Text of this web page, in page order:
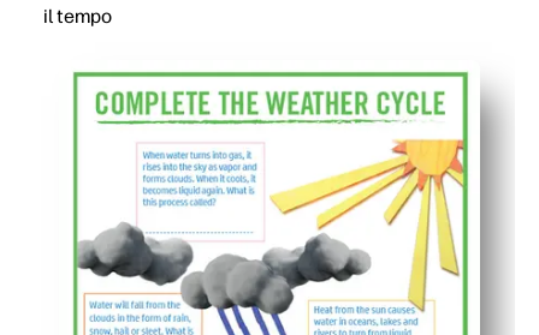
il tempo